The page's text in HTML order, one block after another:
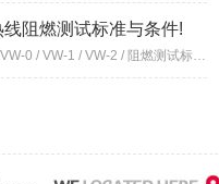
线阻燃测试标准与条件!
关于发热线VW-0 / VW-1 / VW-2 / 阻燃测试标准与条件! 发热线在生活中,被各行各业所应用,那么在